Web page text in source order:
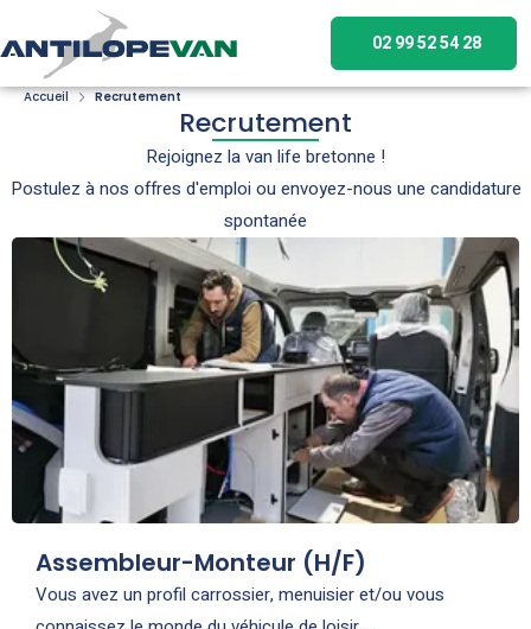
02 99 52 54 28
Accueil Recrutement
Recrutement
Rejoignez la van life bretonne !
Postulez à nos offres d'emploi ou envoyez-nous une candidature
spontanée
Assembleur-Monteur (H/F)
Vous avez un profil carrossier, menuisier et/ou vous